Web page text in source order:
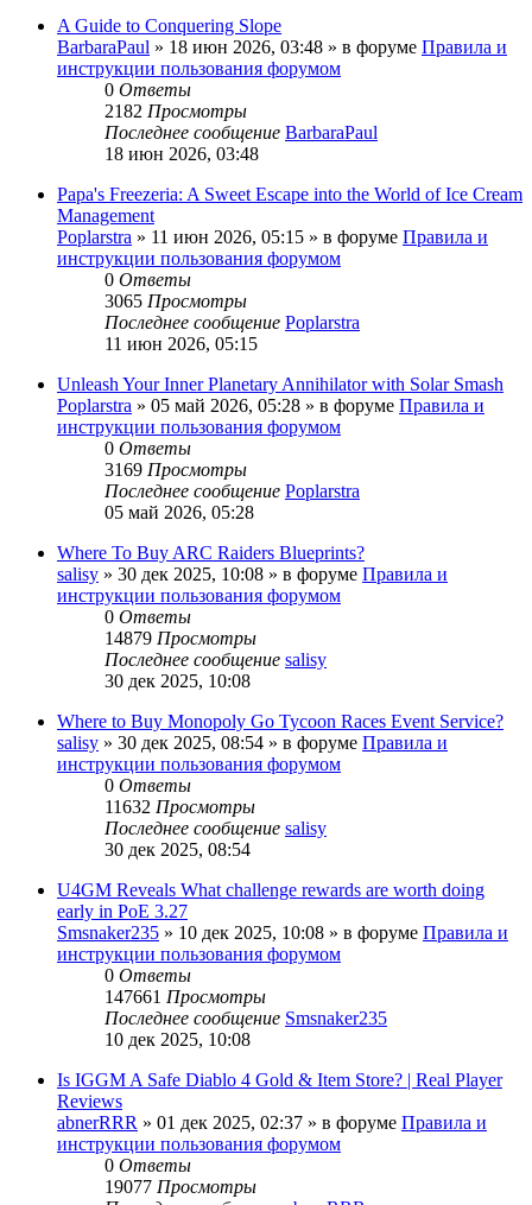
A Guide to Conquering Slope
BarbaraPaul » 18 июн 2026, 03:48 » в форуме Правила и
инструкции пользования форумом
0 Ответы
2182 Просмотры
Последнее сообщение BarbaraPaul
18 июн 2026, 03:48
Papa's Freezeria: A Sweet Escape into the World of Ice Cream
Management
Poplarstra » 11 июн 2026, 05:15 » в форуме Правила и
инструкции пользования форумом
0 Ответы
3065 Просмотры
Последнее сообщение Poplarstra
11 июн 2026, 05:15
Unleash Your Inner Planetary Annihilator with Solar Smash
Poplarstra » 05 май 2026, 05:28 » в форуме Правила и
инструкции пользования форумом
0 Ответы
3169 Просмотры
Последнее сообщение Poplarstra
05 май 2026, 05:28
Where To Buy ARC Raiders Blueprints?
salisy » 30 дек 2025, 10:08 » в форуме Правила и
инструкции пользования форумом
0 Ответы
14879 Просмотры
Последнее сообщение salisy
30 дек 2025, 10:08
Where to Buy Monopoly Go Tycoon Races Event Service?
salisy » 30 дек 2025, 08:54 » в форуме Правила и
инструкции пользования форумом
0 Ответы
11632 Просмотры
Последнее сообщение salisy
30 дек 2025, 08:54
U4GM Reveals What challenge rewards are worth doing
early in PoE 3.27
Smsnaker235 » 10 дек 2025, 10:08 » в форуме Правила и
инструкции пользования форумом
0 Ответы
147661 Просмотры
Последнее сообщение Smsnaker235
10 дек 2025, 10:08
Is IGGM A Safe Diablo 4 Gold & Item Store? | Real Player
Reviews
abnerRRR » 01 дек 2025, 02:37 » в форуме Правила и
инструкции пользования форумом
0 Ответы
19077 Просмотры